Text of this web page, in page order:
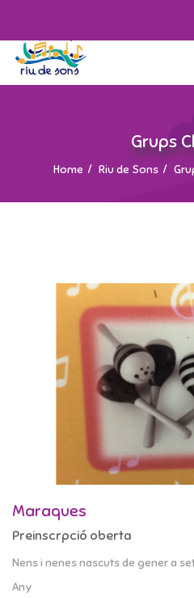
Grups
Home Riu de Sons
Maraques
Preinscrpció oberta
Nens i nenes nascuts de gener a
Any